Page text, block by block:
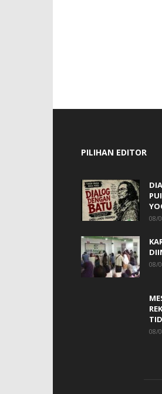
PILIHAN EDITOR
08/
08/
08/